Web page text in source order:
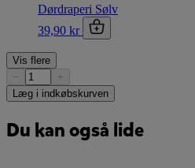
Dørdraperi Sølv
39,90 kr
Vis flere
−
+
Læg i indkøbskurven
Du kan også lide